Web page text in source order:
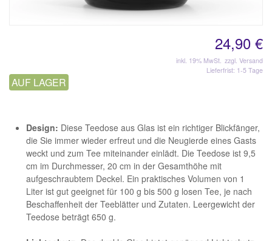
24,90 €
inkl. 19% MwSt. zzgl. Versand
Lieferfrist: 1-5 Tage
AUF LAGER
Design: Diese Teedose aus Glas ist ein richtiger Blickfänger,
die Sie immer wieder erfreut und die Neugierde eines Gasts
weckt und zum Tee miteinander einlädt. Die Teedose ist 9,5
cm im Durchmesser, 20 cm in der Gesamthöhe mit
aufgeschraubtem Deckel. Ein praktisches Volumen von 1
Liter ist gut geeignet für 100 g bis 500 g losen Tee, je nach
Beschaffenheit der Teeblätter und Zutaten. Leergewicht der
Teedose beträgt 650 g.